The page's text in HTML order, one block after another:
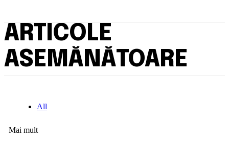
ARTICOLE
ASEMĂNĂTOARE
All
Mai mult